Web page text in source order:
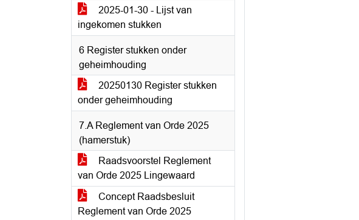
2025-01-30 - Lijst van
ingekomen stukken
6 Register stukken onder
geheimhouding
20250130 Register stukken
onder geheimhouding
7.A Reglement van Orde 2025
(hamerstuk)
Raadsvoorstel Reglement
van Orde 2025 Lingewaard
Concept Raadsbesluit
Reglement van Orde 2025